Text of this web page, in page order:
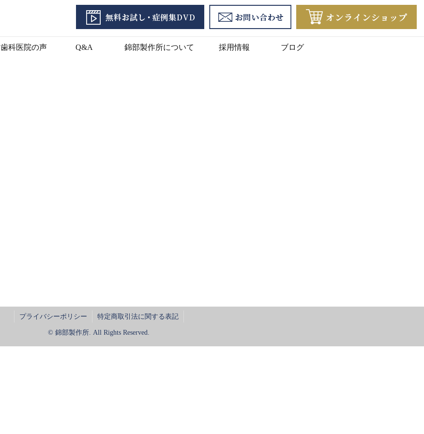
歯科医院の声 Q&A 錦部製作所について 採用情報 ブログ
プライバシーポリシー 特定商取引法に関する表記
© 錦部製作所. All Rights Reserved.